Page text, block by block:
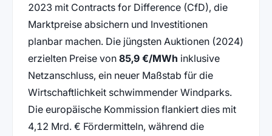
2023 mit Contracts for Difference (CfD), die
Marktpreise absichern und Investitionen
planbar machen. Die jüngsten Auktionen (2024)
erzielten Preise von 85,9 €/MWh inklusive
Netzanschluss, ein neuer Maßstab für die
Wirtschaftlichkeit schwimmender Windparks.
Die europäische Kommission flankiert dies mit
4,12 Mrd. € Fördermitteln, während die